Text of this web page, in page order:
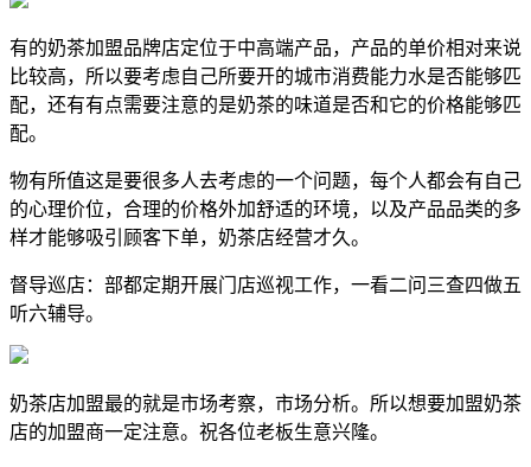
有的奶茶加盟品牌店定位于中高端产品，产品的单价相对来说
比较高，所以要考虑自己所要开的城市消费能力水是否能够匹
配，还有有点需要注意的是奶茶的味道是否和它的价格能够匹
配。
物有所值这是要很多人去考虑的一个问题，每个人都会有自己
的心理价位，合理的价格外加舒适的环境，以及产品品类的多
样才能够吸引顾客下单，奶茶店经营才久。
督导巡店：部都定期开展门店巡视工作，一看二问三查四做五
听六辅导。
奶茶店加盟最的就是市场考察，市场分析。所以想要加盟奶茶
店的加盟商一定注意。祝各位老板生意兴隆。